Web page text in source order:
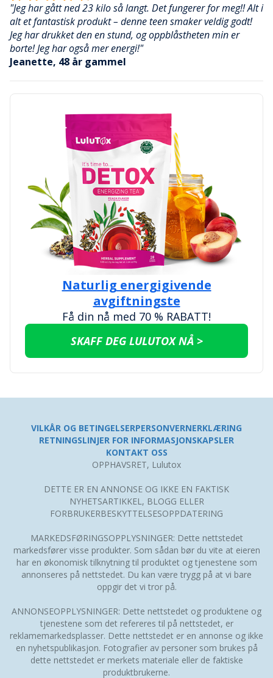
"Jeg har gått ned 23 kilo så langt. Det fungerer for meg!! Alt i
alt et fantastisk produkt – denne teen smaker veldig godt!
Jeg har drukket den en stund, og oppblåstheten min er
borte! Jeg har også mer energi!"
Jeanette, 48 år gammel
Naturlig energigivende
avgiftningste
Få din nå med 70 % RABATT!
SKAFF DEG LULUTOX NÅ >
VILKÅR OG BETINGELSERPERSONVERNERKLÆRING
RETNINGSLINJER FOR INFORMASJONSKAPSLER
KONTAKT OSS
OPPHAVSRET, Lulutox
DETTE ER EN ANNONSE OG IKKE EN FAKTISK
NYHETSARTIKKEL, BLOGG ELLER
FORBRUKERBESKYTTELSESOPPDATERING
MARKEDSFØRINGSOPPLYSNINGER: Dette nettstedet
markedsfører visse produkter. Som sådan bør du vite at eieren
har en økonomisk tilknytning til produktet og tjenestene som
annonseres på nettstedet. Du kan være trygg på at vi bare
oppgir det vi tror på.
ANNONSEOPPLYSNINGER: Dette nettstedet og produktene og
tjenestene som det refereres til på nettstedet, er
reklamemarkedsplasser. Dette nettstedet er en annonse og ikke
en nyhetspublikasjon. Fotografier av personer som brukes på
dette nettstedet er merkets materiale eller de faktiske
produktbrukerne.